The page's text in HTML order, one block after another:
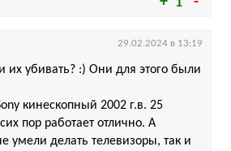
их убивать? :) Они для этого были
кинескопный 2002 г.в. 25
пор работает отлично. А
умели делать телевизоры, так и
29.02.2024 в 13:19